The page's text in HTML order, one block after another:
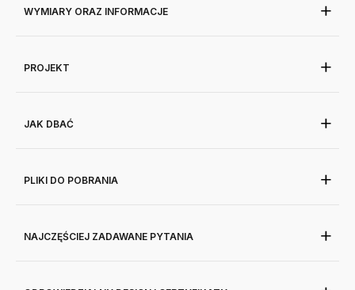
WYMIARY ORAZ INFORMACJE
PROJEKT
JAK DBAĆ
PLIKI DO POBRANIA
NAJCZĘŚCIEJ ZADAWANE PYTANIA